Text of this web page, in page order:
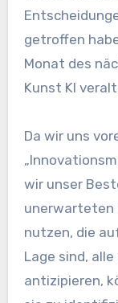
getroffen
Monat des
Kunst KI
Da wir uns
wir unser
unerwarteten
nutzen, die
Lage sind,
antizipieren,